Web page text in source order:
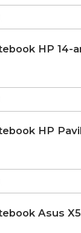
HP 14-
HP
Asus